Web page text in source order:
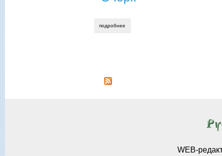
подробнее
WEB-